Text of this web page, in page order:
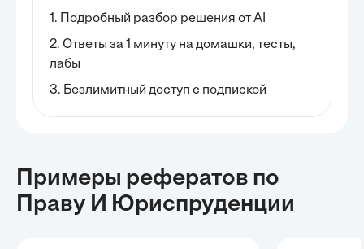
1. Подробный разбор решения от AI
2. Ответы за 1 минуту на домашки, тесты,
лабы
3. Безлимитный доступ с подпиской
Примеры рефератов по
Праву И Юриспруденции